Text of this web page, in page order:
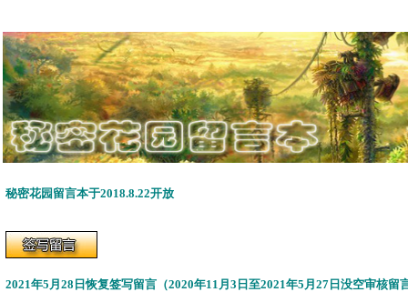
秘密花园留言本于2018.8.22开放
2021年5月28日恢复签写留言（2020年11月3日至2021年5月27日没空审核留